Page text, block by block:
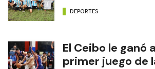
DEPORTES
El Ceibo le ganó
primer juego de